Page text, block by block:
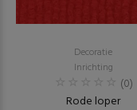
Decoratie
Inrichting
(0)
Rode loper